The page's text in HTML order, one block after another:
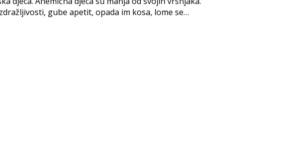
gube apetit, opada im kosa, lome se…